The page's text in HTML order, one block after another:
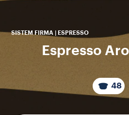
SISTEM FIRMA | ESPRESSO
Espresso
48